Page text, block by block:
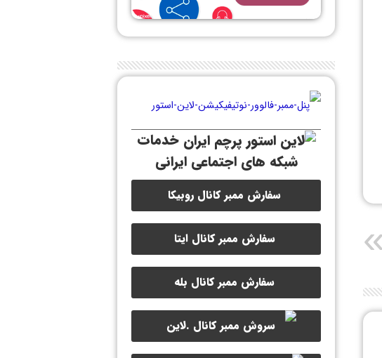
خدمات
شبکه های اجتماعی ایرانی
سفارش ممبر کانال روبیکا
سفارش ممبر کانال ایتا
سفارش ممبر کانال بله